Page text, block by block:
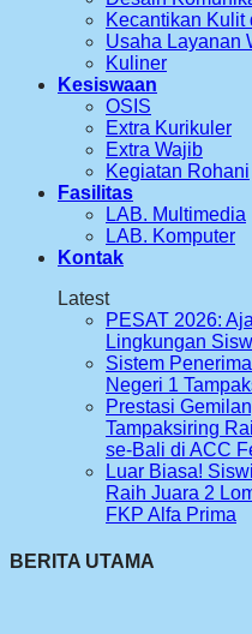
Kecantikan Kulit
Usaha Layanan
Kuliner
Kesiswaan
OSIS
Extra Kurikuler
Extra Wajib
Kegiatan Rohani
Fasilitas
LAB. Multimedia
LAB. Komputer
Kontak
Latest
PESAT 2026:
Lingkungan
Sistem
Negeri 1
Prestasi
Tampaksiring
se-Bali di ACC
Luar Biasa!
Raih Juara 2
FKP Alfa Prima
BERITA UTAMA